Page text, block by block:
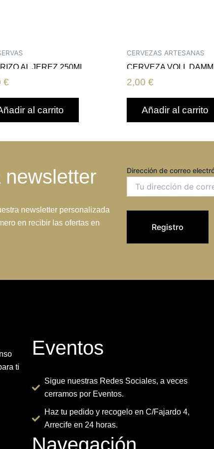
AL JEREZ 250ML
€
al carrito
CERVEZAS ARTESANAS
CERVEZA VOLL DAMM
2,00 €
Añadir al carrito
newsletter
newsletter personalizada
en recibir las ofertas en
Dirección de correo
ti
Eventos
Sigue nuestras Redes Sociales, a veces
cerramos por Eventos.
Haz tu pedido y recogelo en C/Fajardo 4,
Arrecife en 24 horas.
Navegación